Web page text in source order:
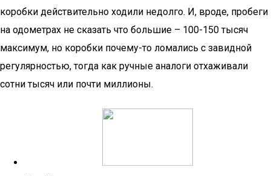
коробки действительно ходили недолго. И, вроде, пробеги
на одометрах не сказать что большие – 100-150 тысяч
максимум, но коробки почему-то ломались с завидной
регулярностью, тогда как ручные аналоги отхаживали
сотни тысяч или почти миллионы.